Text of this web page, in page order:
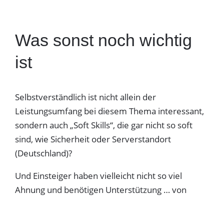
Was sonst noch wichtig
ist
Selbstverständlich ist nicht allein der
Leistungsumfang bei diesem Thema interessant,
sondern auch „Soft Skills“, die gar nicht so soft
sind, wie Sicherheit oder Serverstandort
(Deutschland)?
Und Einsteiger haben vielleicht nicht so viel
Ahnung und benötigen Unterstützung … von